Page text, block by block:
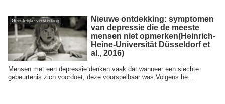
Geestelijke versterking
Nieuwe ontdekking: symptomen
van depressie die de meeste
mensen niet opmerken(Heinrich-
Heine-Universität Düsseldorf et
al., 2016)
Mensen met een depressie denken vaak dat wanneer een slechte
gebeurtenis zich voordoet, deze voorspelbaar was.Volgens he...